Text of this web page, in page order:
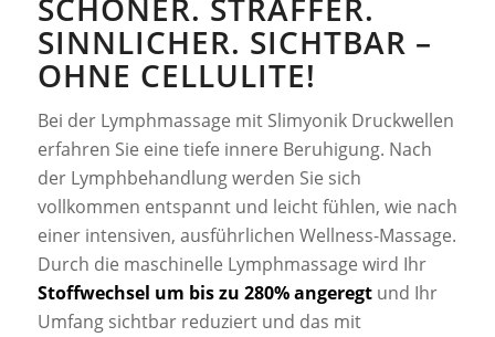
SINNLICHER. SICHTBAR –
OHNE CELLULITE!
Bei der Lymphmassage mit Slimyonik Druckwellen
erfahren Sie eine tiefe innere Beruhigung. Nach
der Lymphbehandlung werden Sie sich
vollkommen entspannt und leicht fühlen, wie nach
einer intensiven, ausführlichen Wellness-Massage.
Durch die maschinelle Lymphmassage wird Ihr
Stoffwechsel um bis zu 280% angeregtund Ihr
Umfang sichtbar reduziert und das mit